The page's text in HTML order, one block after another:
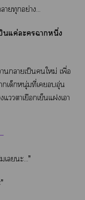
าทุกอย่าง...
นแค่ะาหนึ่ง
าเป็นใหม่ เพื่อ
เด็กหนุ่มที่เอุ่น
าเยือกเย็นแเา
ะ...”